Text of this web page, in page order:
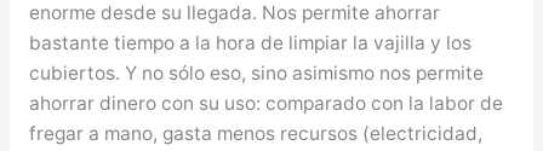
enorme desde su llegada. Nos permite ahorrar
bastante tiempo a la hora de limpiar la vajilla y los
cubiertos. Y no sólo eso, sino asimismo nos permite
ahorrar dinero con su uso: comparado con la labor de
fregar a mano, gasta menos recursos (electricidad,